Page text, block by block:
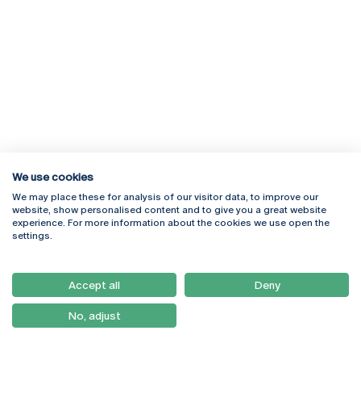
Rua Diogo Botelho 1327
4169-005 Porto
+351 226 196 240
Campus Online
Webmail
Como Chegar
Newsletter
We use cookies
We may place these for analysis of our visitor data, to improve our
website, show personalised content and to give you a great website
experience. For more information about the cookies we use open the
settings.
Accept all Deny
No, adjust